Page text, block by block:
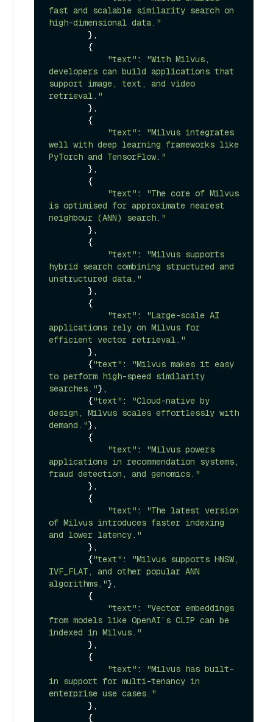
fast and scalable similarity search on
high-dimensional data."
"text" :
"With Milvus,
developers can build applications that
support image, text, and video
retrieval."
"text" :
"Milvus integrates
well with deep learning frameworks like
PyTorch and TensorFlow."
"text" :
"The core of Milvus
is optimised for approximate nearest
neighbour (ANN) search."
"text" :
"Milvus supports
hybrid search combining structured and
unstructured data."
"text" :
"Large-scale AI
applications rely on Milvus for
efficient vector retrieval."
        {
"text" :
"Milvus makes it easy
to perform high-speed similarity
searches."},
        {
"text" :
"Cloud-native by
design, Milvus scales effortlessly with
demand."},
"text" :
"Milvus powers
applications in recommendation systems,
fraud detection, and genomics."
"text" :
"The latest version
of Milvus introduces faster indexing
and lower latency."
        {
"text" :
"Milvus supports HNSW,
IVF_FLAT, and other popular ANN
algorithms."},
"text" :
"Vector embeddings
from models like OpenAI’s CLIP can be
indexed in Milvus."
"text" :
"Milvus has built-
in support for multi-tenancy in
enterprise use cases."